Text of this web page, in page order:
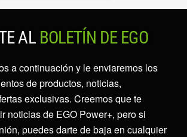
AL BOLETÍN DE EGO
a continuación y le enviaremos los
de productos, noticias,
exclusivas. Creemos que te
noticias de EGO Power+, pero si
puedes darte de baja en cualquier